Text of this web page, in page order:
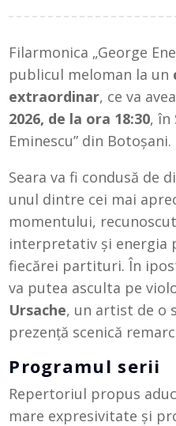
Filarmonica „George
publicul meloman la un
extraordinar, ce va
2026, de la ora 18:30, în
Eminescu” din Botoșani.
Seara va fi condusă de
unul dintre cei mai
momentului,
interpretativ și energia
fiecărei partituri. În
va putea asculta pe
Ursache, un artist de o
prezență scenică
Programul serii
Repertoriul propus
mare expresivitate și